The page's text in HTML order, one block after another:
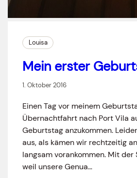
Louisa
Mein erster
1. Oktober 2016
Einen Tag vor meinem
Übernachtfahrt nach Port Vila
Geburtstag anzukommen.
aus, als kämen wir rechtzeitig
langsam vorankommen. Mit
weil unsere Genua…